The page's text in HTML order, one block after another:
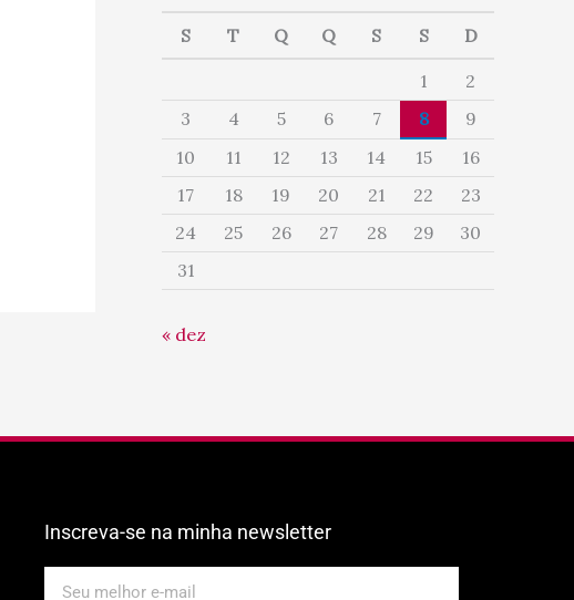
S T Q Q S S D
1
2
3
4 5 6 7 8
9
10
11 12 13 14 15
16
17
18 19 20 21 22
23
24
25 26 27 28 29
30
31
« dez
Inscreva-se na minha newsletter